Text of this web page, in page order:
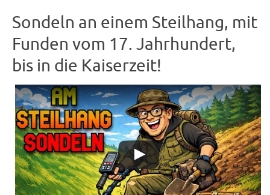
Sondeln an einem Steilhang, mit
Funden vom 17. Jahrhundert,
bis in die Kaiserzeit!